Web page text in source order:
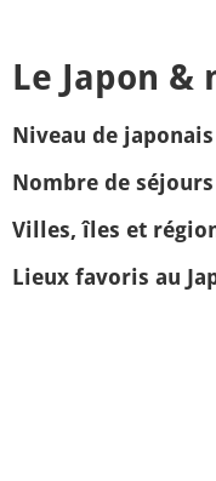
Le Japon &
Niveau de japonais
Nombre de
Villes, îles et
Lieux favoris au